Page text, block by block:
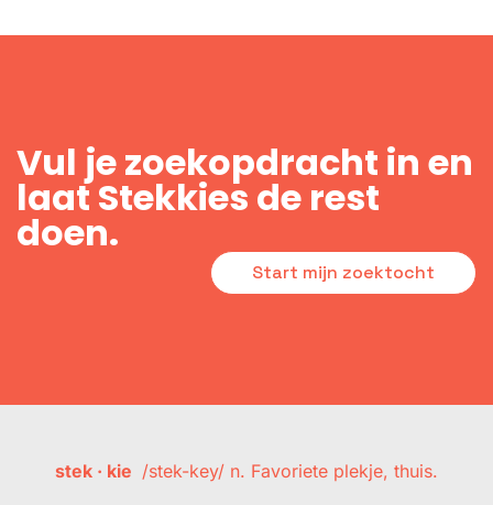
Vul je zoekopdracht in en
laat Stekkies de rest
doen.
Start mijn zoektocht
stek · kie /stek-key/ n. Favoriete plekje, thuis.